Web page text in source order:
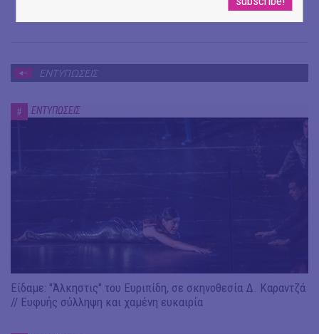
ΕΝΤΥΠΩΣΕΙΣ
# ΕΝΤΥΠΩΣΕΙΣ
Είδαμε: "Άλκηστις" του Ευριπίδη, σε σκηνοθεσία Δ. Καραντζά
// Ευφυής σύλληψη και χαμένη ευκαιρία